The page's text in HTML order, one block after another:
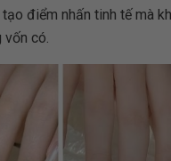
điểm nhấn tinh tế mà
có.